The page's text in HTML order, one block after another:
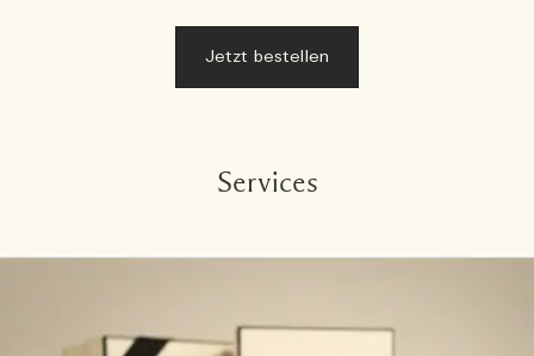
Jetzt bestellen
Services